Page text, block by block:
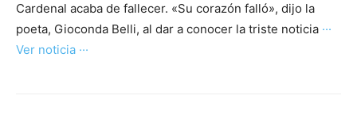
Cardenal acaba de fallecer. «Su corazón falló», dijo la
poeta, Gioconda Belli, al dar a conocer la triste noticia ···
Ver noticia ···